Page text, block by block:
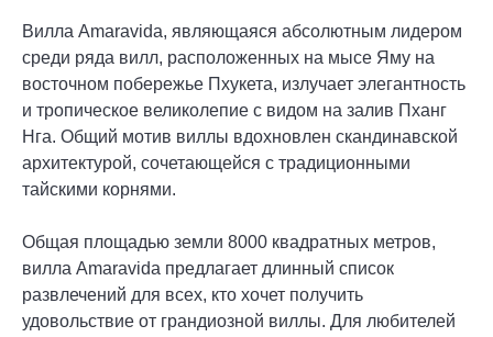
Вилла Amaravida, являющаяся абсолютным лидером
среди ряда вилл, расположенных на мысе Яму на
восточном побережье Пхукета, излучает элегантность
и тропическое великолепие с видом на залив Пханг
Нга. Общий мотив виллы вдохновлен скандинавской
архитектурой, сочетающейся с традиционными
тайскими корнями.
Общая площадью земли 8000 квадратных метров,
вилла Amaravida предлагает длинный список
развлечений для всех, кто хочет получить
удовольствие от грандиозной виллы. Для любителей